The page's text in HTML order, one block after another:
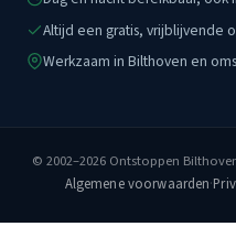
Altijd een gratis, vrijblijvende
Werkzaam in Bilthoven en
© 2002–2026 Ontstoppen
Algemene voorwaarden·